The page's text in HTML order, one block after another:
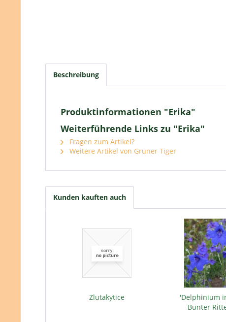
Beschreibung
Produktinformationen "Erika"
Weiterführende Links zu "Erika"
Fragen zum Artikel?
Weitere Artikel von Grüner Tiger
Kunden kauften auch
Zlutakytice
'Delphinium
Bunter